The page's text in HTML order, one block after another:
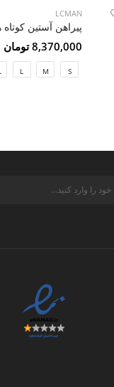
LCMAN
8,370,000 تومان
S
M
L